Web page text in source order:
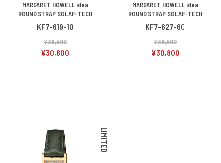
MARGARET HOWELL idea
ROUND STRAP SOLAR-TECH
KF7-619-10
¥38,500
¥30,800
MARGARET HOWELL idea
ROUND STRAP SOLAR-TECH
KF7-627-60
¥38,500
¥30,800
LIMITED